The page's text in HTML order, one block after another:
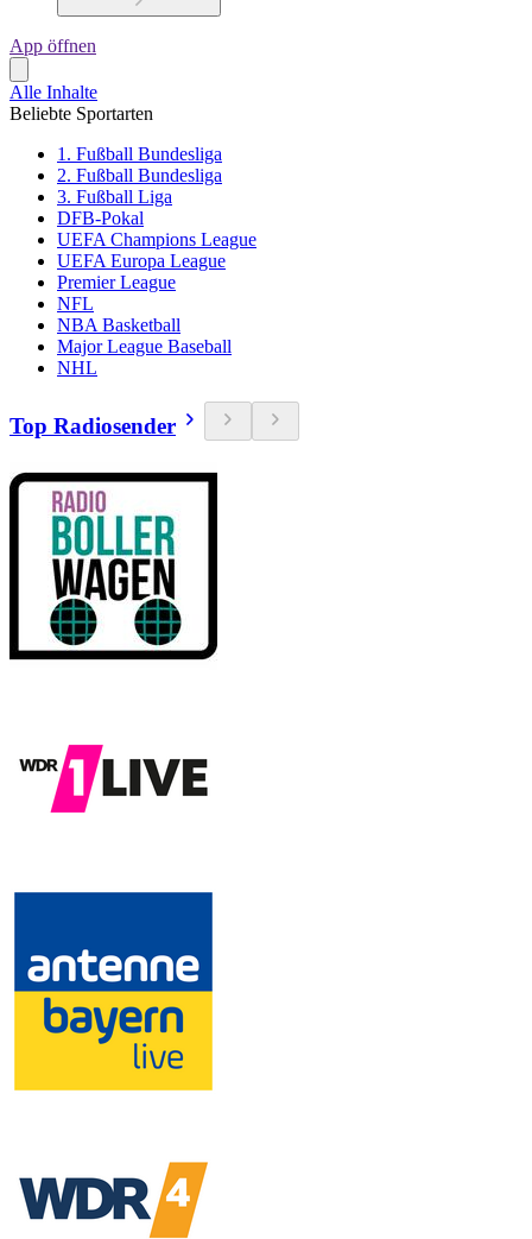
App öffnen
Alle Inhalte
Beliebte Sportarten
1. Fußball Bundesliga
2. Fußball Bundesliga
3. Fußball Liga
DFB-Pokal
UEFA Champions League
UEFA Europa League
Premier League
NFL
NBA Basketball
Major League Baseball
NHL
Top Radiosender